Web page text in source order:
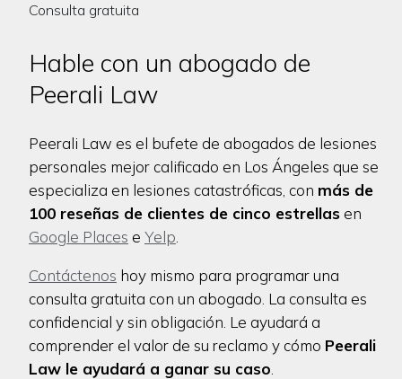
Consulta gratuita
Hable con un abogado de
Peerali Law
Peerali Law es el bufete de abogados de lesiones
personales mejor calificado en Los Ángeles que se
especializa en lesiones catastróficas, con más de
100 reseñas de clientes de cinco estrellas en
Google Places e Yelp
Contáctenos hoy mismo para programar una
consulta gratuita con un abogado. La consulta es
confidencial y sin obligación. Le ayudará a
comprender el valor de su reclamo y cómo Peerali
Law le ayudará a ganar su caso